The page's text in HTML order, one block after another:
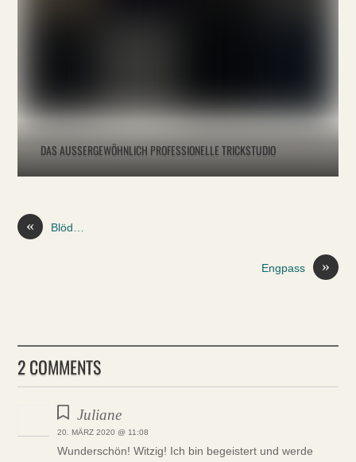
DAS AUSSERGEWÖHNLICH PROFESSIONELLE TRICKSTUDIO
« Blöd…
»
Engpass
2 COMMENTS
Juliane
20. MÄRZ 2020 @ 11:08
Wunderschön! Witzig! Ich bin begeistert und werde